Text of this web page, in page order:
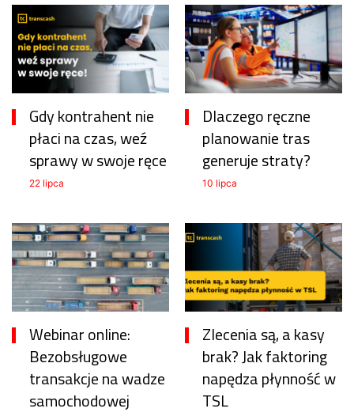
Gdy kontrahent nie
płaci na czas, weź
sprawy w swoje ręce
22 lipca
Dlaczego ręczne
planowanie tras
generuje straty?
10 lipca
Webinar online:
Bezobsługowe
transakcje na wadze
samochodowej
Zlecenia są, a kasy
brak? Jak faktoring
napędza płynność w
TSL